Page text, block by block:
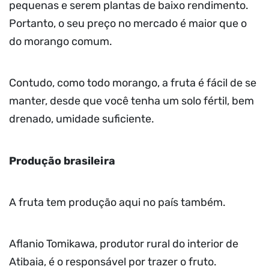
pequenas e serem plantas de baixo rendimento.
Portanto, o seu preço no mercado é maior que o
do morango comum.
Contudo, como todo morango, a fruta é fácil de se
manter, desde que você tenha um solo fértil, bem
drenado, umidade suficiente.
Produção brasileira
A fruta tem produção aqui no país também.
Aflanio Tomikawa, produtor rural do interior de
Atibaia, é o responsável por trazer o fruto.